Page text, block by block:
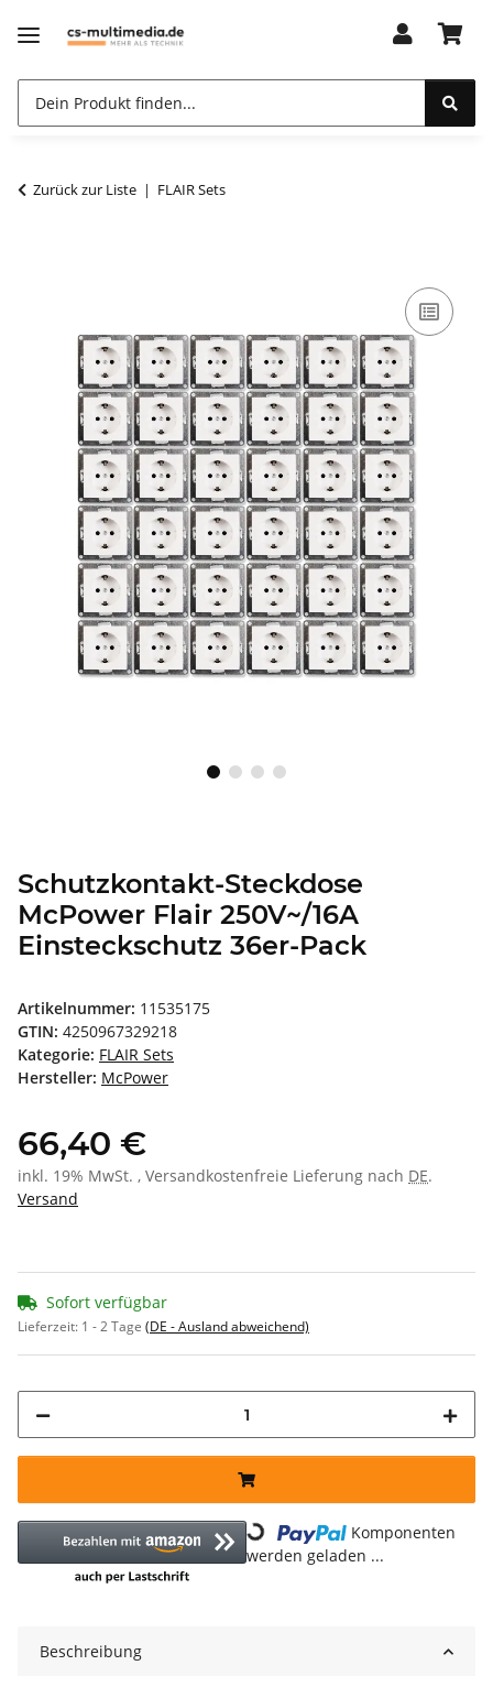
Zurück zur Liste FLAIR Sets
Schutzkontakt-Steckdose
McPower Flair 250V~/16A
Einsteckschutz 36er-Pack
Artikelnummer: 11535175
GTIN: 4250967329218
Kategorie: FLAIR Sets
Hersteller: McPower
66,40 €
inkl. 19% MwSt. , Versandkostenfreie Lieferung nach DE.
Versand
Sofort verfügbar
Lieferzeit: 1 - 2 Tage (DE - Ausland abweichend)
Loading...
Komponenten
werden geladen ...
Beschreibung